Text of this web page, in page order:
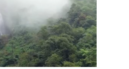
Cancel